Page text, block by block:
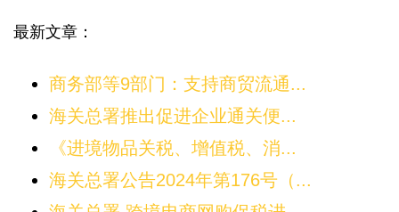
最新文章：
商务部等9部门：支持商贸流通...
海关总署推出促进企业通关便...
《进境物品关税、增值税、消...
海关总署公告2024年第176号（...